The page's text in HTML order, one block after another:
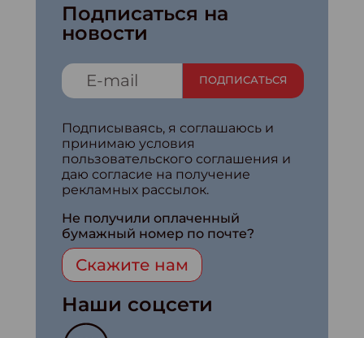
Подписаться на
новости
ПОДПИСАТЬСЯ
Подписываясь, я соглашаюсь и
принимаю условия
пользовательского соглашения и
даю согласие на получение
рекламных рассылок.
Не получили оплаченный
бумажный номер по почте?
Скажите нам
Наши соцсети